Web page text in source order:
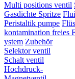
Multi positions ventil
Gasdichte Spritze
Peristaltik pumpe
kontamination freies
ystem Zubehör
Selektor ventil
Schalt ventil
Hochdruck-